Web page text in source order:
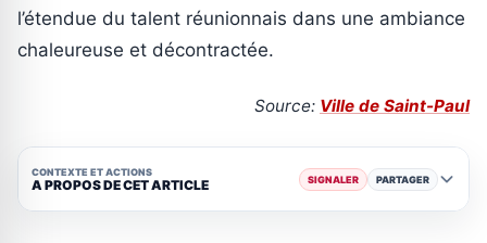
l’étendue du talent réunionnais dans une ambiance
chaleureuse et décontractée.
Source: Ville de Saint-Paul
CONTEXTE ET ACTIONS
A PROPOS DE CET ARTICLE SIGNALER PARTAGER